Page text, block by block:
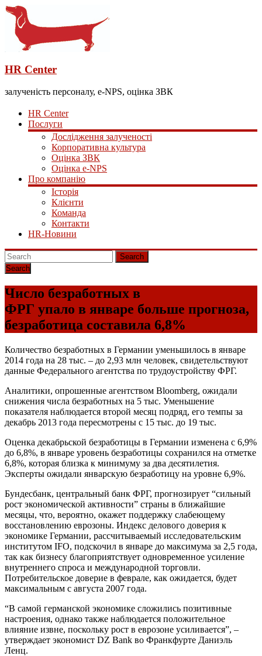
HR Center
залученість персоналу, e-NPS, оцінка ЗВК
HR Center
Послуги
Дослідження залученості
Корпоративна культура
Оцінка ЗВК
Оцінка e-NPS
Про компанію
Історія
Клієнти
Команда
Контакти
HR-Новини
Search
Число безработных в
ФРГ упало в январе больше прогноза,
безработица составила 6,8%
Количество безработных в Германии уменьшилось в январе
2014 года на 28 тыс. – до 2,93 млн человек, свидетельствуют
данные Федерального агентства по трудоустройству ФРГ.
Аналитики, опрошенные агентством Bloomberg, ожидали
снижения числа безработных на 5 тыс. Уменьшение
показателя наблюдается второй месяц подряд, его темпы за
декабрь 2013 года пересмотрены с 15 тыс. до 19 тыс.
Оценка декабрьской безработицы в Германии изменена с 6,9%
до 6,8%, в январе уровень безработицы сохранился на отметке
6,8%, которая близка к минимуму за два десятилетия.
Эксперты ожидали январскую безработицу на уровне 6,9%.
Бундесбанк, центральный банк ФРГ, прогнозирует “сильный
рост экономической активности” страны в ближайшие
месяцы, что, вероятно, окажет поддержку слабеющему
восстановлению еврозоны. Индекс делового доверия к
экономике Германии, рассчитываемый исследовательским
институтом IFO, подскочил в январе до максимума за 2,5 года,
так как бизнесу благоприятствует одновременное усиление
внутреннего спроса и международной торговли.
Потребительское доверие в феврале, как ожидается, будет
максимальным с августа 2007 года.
“В самой германской экономике сложились позитивные
настроения, однако также наблюдается положительное
влияние извне, поскольку рост в еврозоне усиливается”, –
утверждает экономист DZ Bank во Франкфурте Даниэль
Ленц.